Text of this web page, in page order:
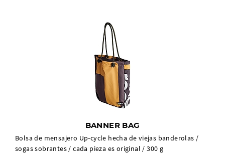
BANNER BAG
Bolsa de mensajero Up-cycle hecha de viejas banderolas /
sogas sobrantes / cada pieza es original / 300 g